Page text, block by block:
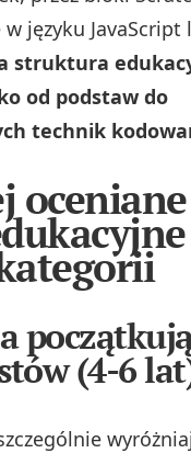
języku JavaScript
struktura
od podstaw do
technik
oceniane
(4-6